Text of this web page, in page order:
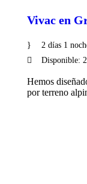
Vivac en
2 días 1
Disponible:
Hemos
por terreno